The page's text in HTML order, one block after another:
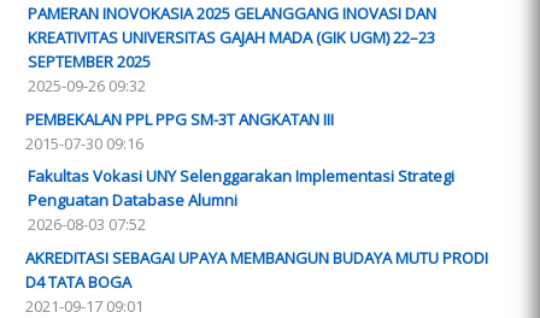
PAMERAN INOVOKASIA 2025 GELANGGANG INOVASI DAN
KREATIVITAS UNIVERSITAS GAJAH MADA (GIK UGM) 22–23
SEPTEMBER 2025
2025-09-26 09:32
PEMBEKALAN PPL PPG SM-3T ANGKATAN III
2015-07-30 09:16
Fakultas Vokasi UNY Selenggarakan Implementasi Strategi
Penguatan Database Alumni
2026-08-03 07:52
AKREDITASI SEBAGAI UPAYA MEMBANGUN BUDAYA MUTU PRODI
D4 TATA BOGA
2021-09-17 09:01